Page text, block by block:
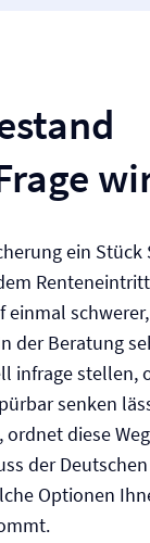
ein Stück
einmal
der Beratung
infrage stellen,
senken
diese
der
Optionen